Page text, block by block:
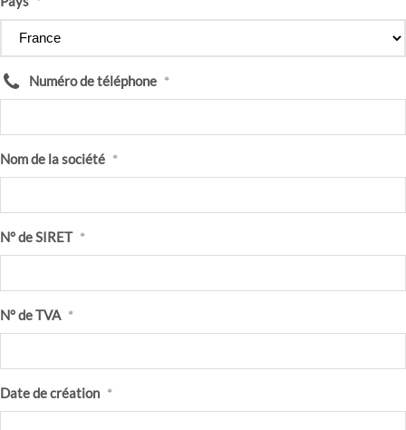
Numéro de téléphone *
Nom de la société *
N° de SIRET *
N° de TVA *
Date de création *